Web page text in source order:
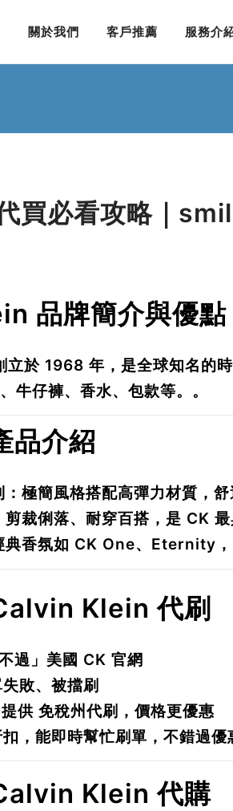
關於我們 客戶推薦 服務介
買必看攻略｜
品牌簡介與優點
於 1968 年，是全球知名的
牛仔褲、香水、包款等。。
品介紹
：極簡風格搭配高彈力材質，
剪裁俐落、耐穿百搭，是 CK
典香氛如 CK One、Eternity
Klein 代刷
過」美國 CK 官網
敗、被擋刷
供 免稅州代刷 ，價格更優惠
，能即時幫忙刷單，不錯過優
Klein 代購